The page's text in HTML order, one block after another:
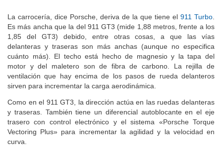
La carrocería, dice Porsche, deriva de la que tiene el 911 Turbo.
Es más ancha que la del 911 GT3 (mide 1,88 metros, frente a los
1,85 del GT3) debido, entre otras cosas, a que las vías
delanteras y traseras son más anchas (aunque no especifica
cuánto más). El techo está hecho de magnesio y la tapa del
motor y del maletero son de fibra de carbono. La rejilla de
ventilación que hay encima de los pasos de rueda delanteros
sirven para incrementar la carga aerodinámica.
Como en el 911 GT3, la dirección actúa en las ruedas delanteras
y traseras. También tiene un diferencial autoblocante en el eje
trasero con control electrónico y el sistema «Porsche Torque
Vectoring Plus» para incrementar la agilidad y la velocidad en
curva.